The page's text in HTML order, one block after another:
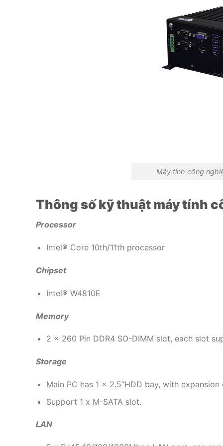
Máy tính công
Thông số kỹ thuật máy tính
Processor
Intel® Core 10th/11th processor
Chipset
Intel® W4810E
Memory
2 x 260 Pin DDR4 SO-DIMM slot, each slot
Storage
Main PC has 1 x 2.5”HDD bay, with
Support 1 x M-SATA slot.
LAN